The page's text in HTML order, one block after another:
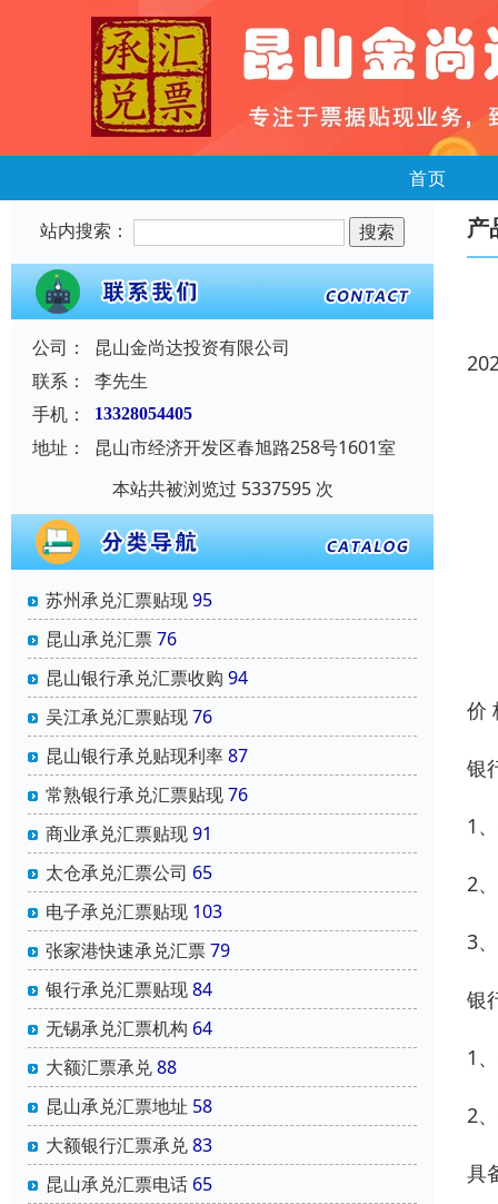
首页
站内搜索：
公司：
昆山金尚达投资有限公司
联系：
李先生
手机：
13328054405
地址：
昆山市经济开发区春旭路258号1601室
本站共被浏览过 5337595 次
苏州承兑汇票贴现95
昆山承兑汇票76
昆山银行承兑汇票收购 94
吴江承兑汇票贴现76
昆山银行承兑贴现利率87
常熟银行承兑汇票贴现76
商业承兑汇票贴现91
太仓承兑汇票公司 65
电子承兑汇票贴现 103
张家港快速承兑汇票79
银行承兑汇票贴现84
无锡承兑汇票机构 64
大额汇票承兑88
昆山承兑汇票地址 58
大额银行汇票承兑83
昆山承兑汇票电话 65
产
价
银
1
2
3
银
1
2
具